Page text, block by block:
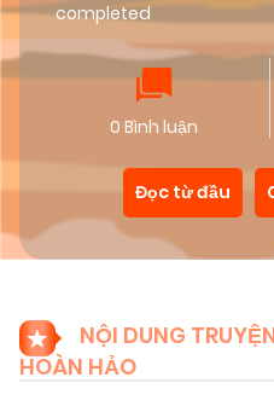
completed
0 Bình luận
Đọc từ đầu
NỘI DUNG
HOÀN HẢO